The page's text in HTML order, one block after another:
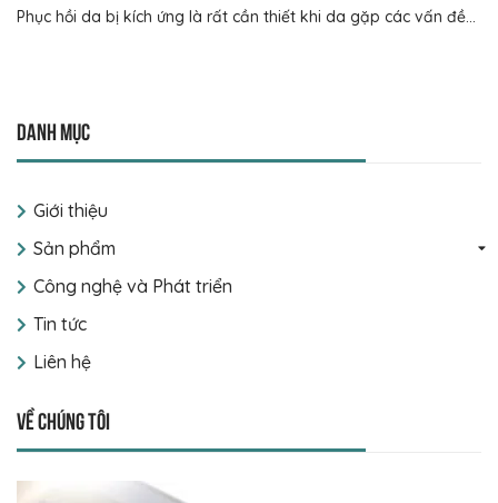
Phục hồi da bị kích ứng là rất cần thiết khi da gặp các vấn đề...
Danh mục
Giới thiệu
Sản phẩm
Công nghệ và Phát triển
Tin tức
Liên hệ
Về chúng tôi